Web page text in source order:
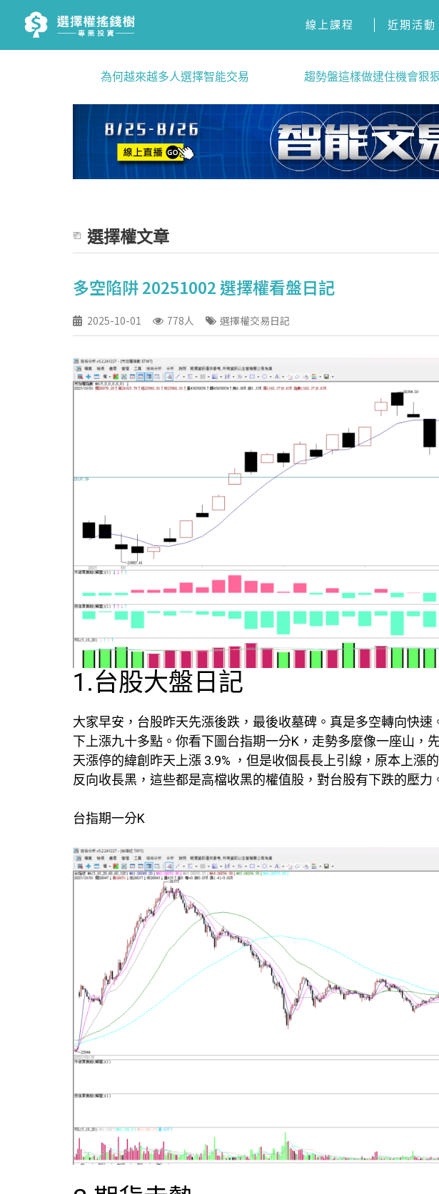
線上課程 近期活動
為何越來越多人選擇智能交易 趨勢盤這樣做逮住機會狠
選擇權文章
多空陷阱 20251002 選擇權看盤日記
2025-10-01 778人 選擇權交易日記
1.台股大盤日記
大家早安，台股昨天先漲後跌，最後收墓碑。真是多空轉向快
下上漲九十多點。你看下圖台指期一分K，走勢多麼像一座山，
天漲停的緯創昨天上漲 3.9% ，但是收個長長上引線，原本上漲
反向收長黑，這些都是高檔收黑的權值股，對台股有下跌的壓力
台指期一分K